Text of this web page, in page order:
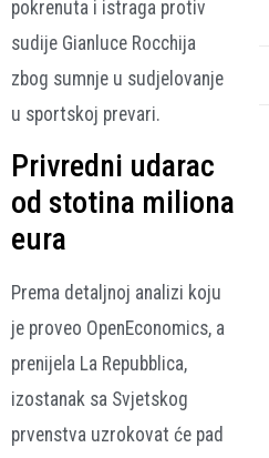
pokrenuta i istraga protiv
sudije Gianluce Rocchija
zbog sumnje u sudjelovanje
u sportskoj prevari.
Privredni udarac
od stotina miliona
eura
Prema detaljnoj analizi koju
je proveo OpenEconomics, a
prenijela La Repubblica,
izostanak sa Svjetskog
prvenstva uzrokovat će pad